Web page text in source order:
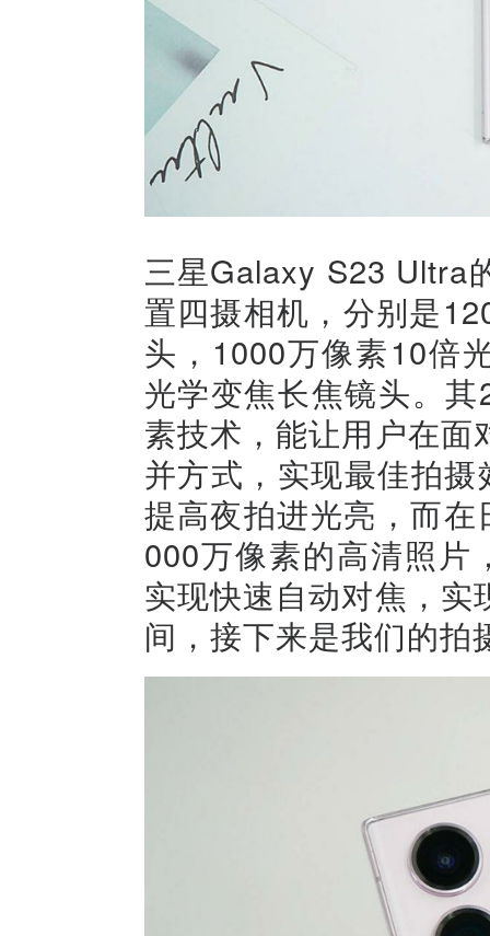
三星Galaxy S23 Ultra
置四摄相机，分别是
头，1000万像素10倍
光学变焦长焦镜头。
素技术，能让用户在
并方式，实现最佳拍
提高夜拍进光亮，而
000万像素的高清照片
实现快速自动对焦，
间，接下来是我们的拍